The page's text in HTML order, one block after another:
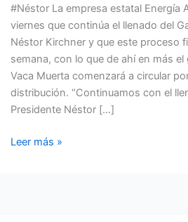
#Néstor La empresa estatal Energía
viernes que continúa el llenado del
Néstor Kirchner y que este proceso
semana, con lo que de ahí en más
Vaca Muerta comenzará a circular
distribución. “Continuamos con el
Presidente Néstor […]
Leer más »